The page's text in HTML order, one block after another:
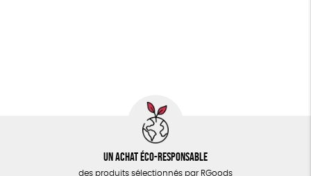
Un achat éco-responsable
des produits sélectionnés par RGoods